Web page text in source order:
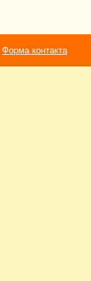
Форма контакта